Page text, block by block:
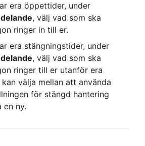
era öppettider, under
, välj vad som ska
ringer in till er.
era stängningstider, under
, välj vad som ska
ringer till er utanför era
välja mellan att använda
för stängd hantering
en ny.